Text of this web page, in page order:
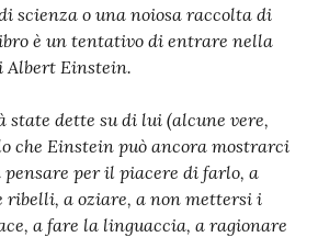
scienza o una noiosa raccolta di
è un tentativo di entrare nella
Albert Einstein.
state dette su di lui (alcune vere,
che Einstein può ancora mostrarci
pensare per il piacere di farlo, a
ribelli, a oziare, a non mettersi i
a fare la linguaccia, a ragionare